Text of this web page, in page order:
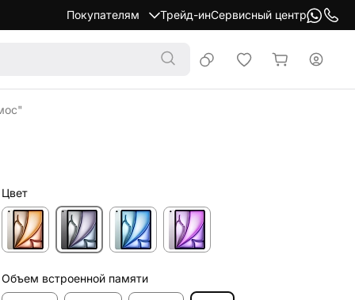
Покупателям Трейд-инСервисный центр
Цвет
Объем встроенной памяти